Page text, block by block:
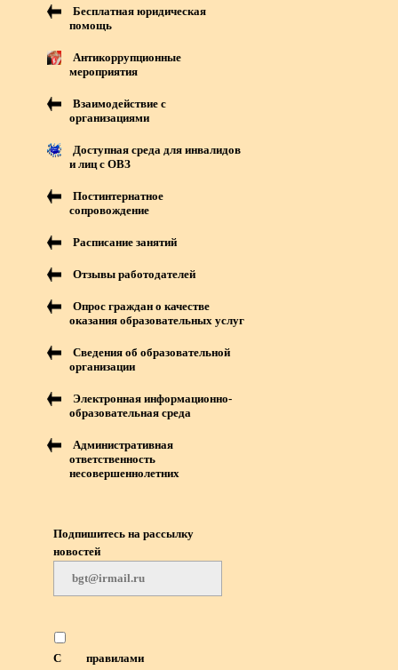
Бесплатная юридическая
помощь
Антикоррупционные
мероприятия
Взаимодействие с
организациями
Доступная среда для инвалидов
и лиц с ОВЗ
Постинтернатное
сопровождение
Расписание занятий
Отзывы работодателей
Опрос граждан о качестве
оказания образовательных услуг
Сведения об образовательной
организации
Электронная информационно-
образовательная среда
Административная
ответственность
несовершеннолетних
Подпишитесь на рассылку
новостей
С
правилами